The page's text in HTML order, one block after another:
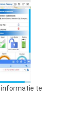
informatie te